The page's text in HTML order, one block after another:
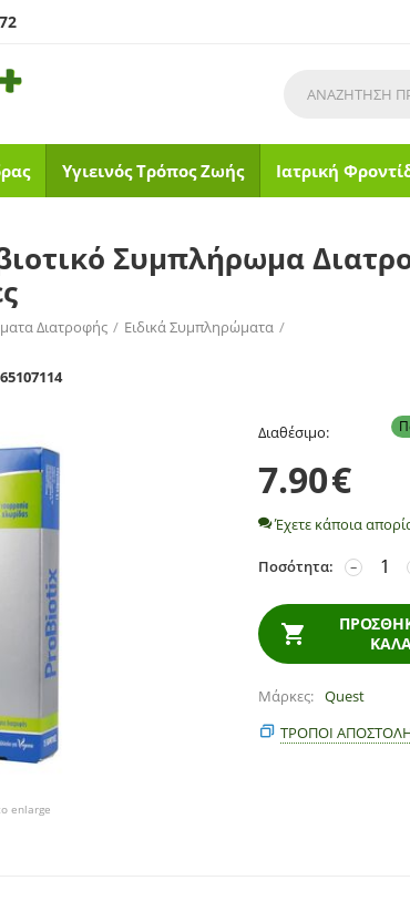
Υγιεινός Τρόπος Ζωής Ιατρική
Συμπλήρωμα
Διατροφής / Ειδικά Συμπληρώματα /
για την Καλή Λειτουργία του Εντέρου 15 Κάψουλες
enlarge
Διαθέσιμο:
7.90€
Έχετε κάποια
Ποσότητα: −
Μάρκες
Quest
ΤΡΌΠΟΙ